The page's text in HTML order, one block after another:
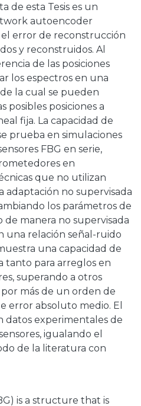
de esta Tesis es un
autoencoder
error de reconstrucción
y reconstruidos. Al
de las posiciones
los espectros en una
la cual se pueden
posiciones a
fija. La capacidad de
prueba en simulaciones
FBG en serie,
en
que no utilizan
adaptación no supervisada
los parámetros de
manera no supervisada
una relación señal-ruido
una capacidad de
tanto para arreglos en
superando a otros
más de un orden de
error absoluto medio. El
datos experimentales de
igualando el
de la literatura con
is a structure that is